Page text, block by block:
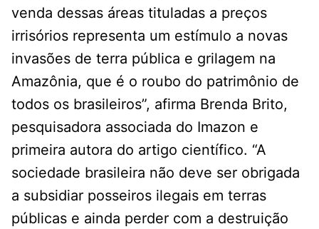
venda dessas áreas tituladas a preços
irrisórios representa um estímulo a novas
invasões de terra pública e grilagem na
Amazônia, que é o roubo do patrimônio de
todos os brasileiros”, afirma Brenda Brito,
pesquisadora associada do Imazon e
primeira autora do artigo científico. “A
sociedade brasileira não deve ser obrigada
a subsidiar posseiros ilegais em terras
públicas e ainda perder com a destruição